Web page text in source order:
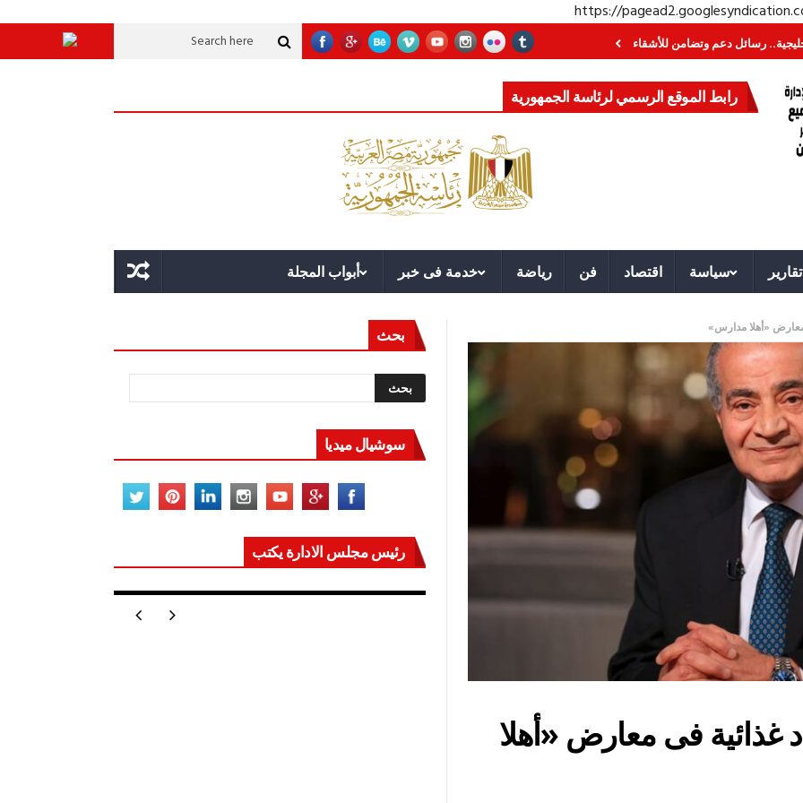
https://
دعم وتضامن للأشقاء جهاز مستقبل مصر نموذجا.. لماذا تُنشئ الدول كيانات تنموية عملاقة؟ قوة الدولة.. عندما يصبح التخطيط خط الدفاع الأول
رابط الموقع الرسمي لرئاسة الجمهورية
تقارير سياسة اقتصاد فن رياضة خدمة فى خبر أبواب المجلة
مواد غذائية فى معارض «أهلا
بحث
سوشيال ميديا
رئيس مجلس الادارة يكتب
مصر تعيد للعالم اتزانه